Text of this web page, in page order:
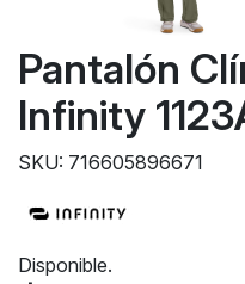
Pantalón
Infinity
SKU: 716605896671
Disponible.